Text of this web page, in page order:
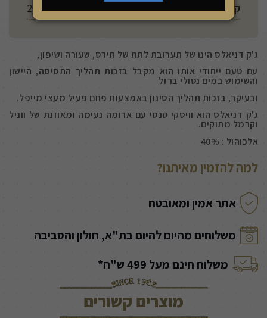
קלוריות ל 100 מ"ל 230
ג'ק דניאלס הינו של תערובת לתת של תירס, שעורה ושיפון,
עם טעם ייחודי אותו הוא מקבל בזכות תהליך התסיסה, היישון
והשימוש במים נטולי ברזל
ובעיקר, בזכות תהליך הסינון באמצעות פחם פעיל מעצי מייפל.
ג'ק דניאלס הוא וויסקי טנסי עם ארומה נעימה ומאוזנת של ווניל
וקרמל מתוקים.
אלכוהול : 40%
למה להזמין מאיתנו?
אתר אמין ומאובטח
משלוחים מהיום להיום בת"א, חולון והסביבה
משלוח חינם מעל 499 ש"ח*
מוצרים קשורים